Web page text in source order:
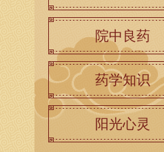
院中良药
药学知识
阳光心灵